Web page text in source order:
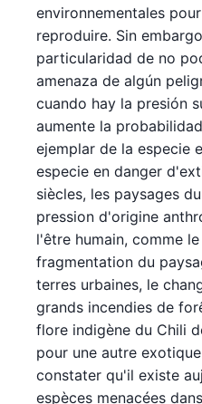
environnementales
reproduire. Sin
particularidad de no
amenaza de algún
cuando hay la presión
aumente la
ejemplar de la especie
especie en danger
siècles, les paysages
pression d'origine
l'être humain, comme
fragmentation du
terres urbaines, le
grands incendies de
flore indigène du Chili
pour une autre
constater qu'il existe
espèces menacées